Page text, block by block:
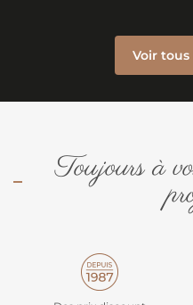
Voir tous
Toujours à